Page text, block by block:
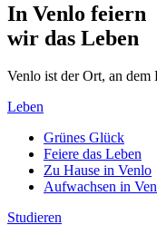
In Venlo feiern
wir das Leben
Venlo ist der Ort, an dem
Leben
Grünes Glück
Feiere das Leben
Zu Hause in Venlo
Aufwachsen in
Studieren